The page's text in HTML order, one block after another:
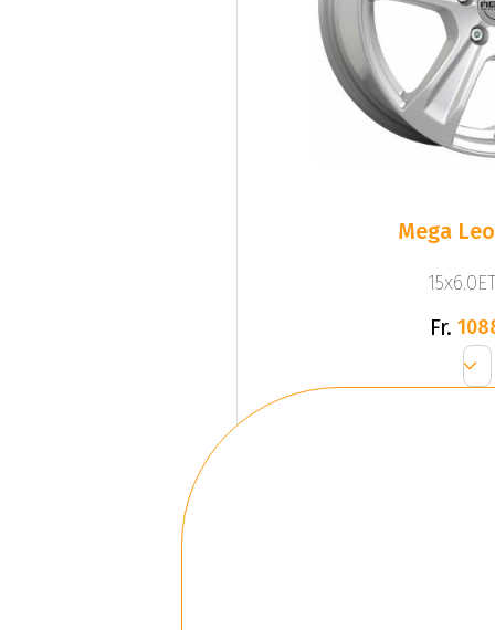
Mega
Fr.